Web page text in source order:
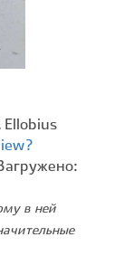
Ellobius
в ней